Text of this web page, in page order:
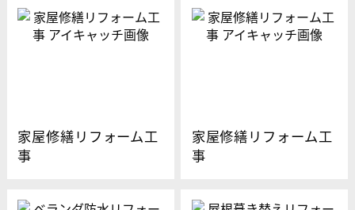
家屋修繕リフォーム工
事
家屋修繕リフォーム工
事